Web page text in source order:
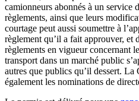
camionneurs abonnés à un service
règlements, ainsi que leurs
courtage peut aussi soumettre à
règlement qu’il a fait approuver, et
règlements en vigueur concernant
transport dans un marché public
autres que publics qu’il dessert.
également les nominations de